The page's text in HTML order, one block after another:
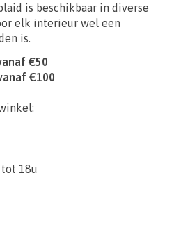
is beschikbaar in diverse
elk interieur wel een
is.
€50
€100
18u